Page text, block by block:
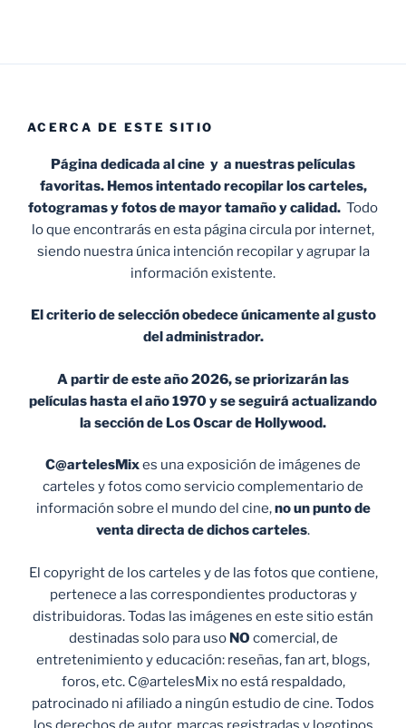
ACERCA DE ESTE SITIO
Página dedicada al cine y a nuestras películas
favoritas. Hemos intentado recopilar los carteles,
fotogramas y fotos de mayor tamaño y calidad. Todo
lo que encontrarás en esta página circula por internet,
siendo nuestra única intención recopilar y agrupar la
información existente.
El criterio de selección obedece únicamente al gusto
del administrador.
A partir de este año 2026, se priorizarán las
películas hasta el año 1970 y se seguirá actualizando
la sección de Los Oscar de Hollywood.
C@artelesMixes una exposición de imágenes de
carteles y fotos como servicio complementario de
información sobre el mundo del cine,no un punto de
venta directa de dichos carteles.
El copyright de los carteles y de las fotos que contiene,
pertenece a las correspondientes productoras y
distribuidoras. Todas las imágenes en este sitio están
destinadas solo para uso NO comercial, de
entretenimiento y educación: reseñas, fan art, blogs,
foros, etc. C@artelesMix no está respaldado,
patrocinado ni afiliado a ningún estudio de cine. Todos